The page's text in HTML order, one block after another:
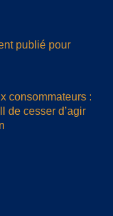
publié pour
consommateurs :
de cesser d’agir